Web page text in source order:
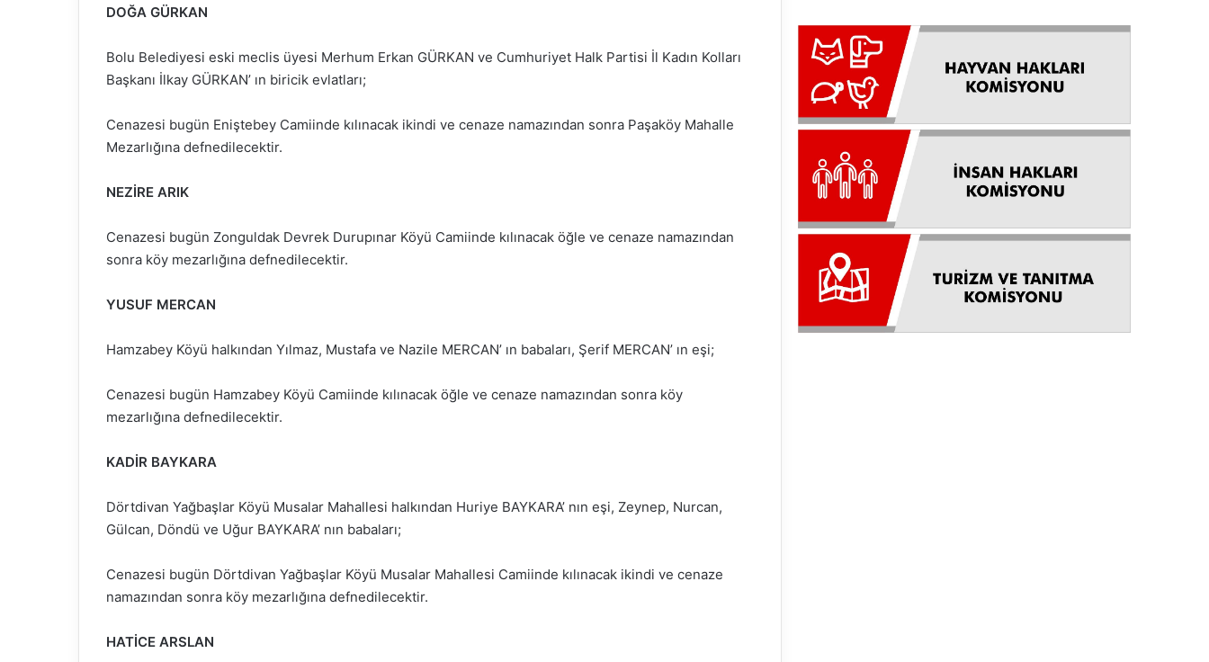
DOĞA GÜRKAN
Bolu Belediyesi eski meclis üyesi Merhum Erkan GÜRKAN ve Cumhuriyet Halk Partisi İl Kadın Kolları
Başkanı İlkay GÜRKAN’ ın biricik evlatları;
Cenazesi bugün Eniştebey Camiinde kılınacak ikindi ve cenaze namazından sonra Paşaköy Mahalle
Mezarlığına defnedilecektir.
NEZİRE ARIK
Cenazesi bugün Zonguldak Devrek Durupınar Köyü Camiinde kılınacak öğle ve cenaze namazından
sonra köy mezarlığına defnedilecektir.
YUSUF MERCAN
Hamzabey Köyü halkından Yılmaz, Mustafa ve Nazile MERCAN’ ın babaları, Şerif MERCAN’ ın eşi;
Cenazesi bugün Hamzabey Köyü Camiinde kılınacak öğle ve cenaze namazından sonra köy
mezarlığına defnedilecektir.
KADİR BAYKARA
Dörtdivan Yağbaşlar Köyü Musalar Mahallesi halkından Huriye BAYKARA’ nın eşi, Zeynep, Nurcan,
Gülcan, Döndü ve Uğur BAYKARA’ nın babaları;
Cenazesi bugün Dörtdivan Yağbaşlar Köyü Musalar Mahallesi Camiinde kılınacak ikindi ve cenaze
namazından sonra köy mezarlığına defnedilecektir.
HATİCE ARSLAN